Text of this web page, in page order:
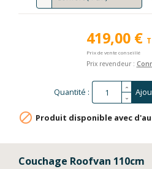
419,00 €
Prix de vente conseillé
Prix revendeur :
Quantité :
 Produit disponible avec
Couchage Roofvan 110cm